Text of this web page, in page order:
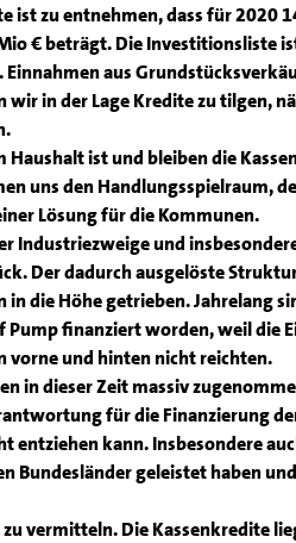
ist zu entnehmen, dass für 2020
€ beträgt. Die Investitionsliste
Einnahmen aus
wir in der Lage Kredite zu tilgen,
Haushalt ist und bleiben die
uns den Handlungsspielraum,
Lösung für die Kommunen.
Industriezweige und
Der dadurch ausgelöste
in die Höhe getrieben. Jahrelang
finanziert worden, weil die
vorne und hinten nicht reichten.
in dieser Zeit massiv
für die Finanzierung
entziehen kann. Insbesondere
Bundesländer geleistet haben
vermitteln. Die Kassenkredite